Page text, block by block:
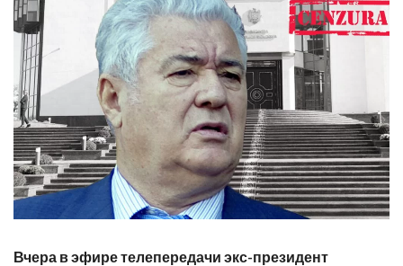
Вчера в эфире телепередачи экс-президент